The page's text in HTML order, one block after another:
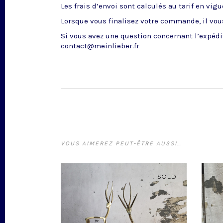
Les frais d’envoi sont calculés au tarif en
Lorsque vous finalisez votre commande, il
Si vous avez une question concernant
contact@meinlieber.fr
VOUS AIMEREZ PEUT-ÊTRE AUSSI…
SOLD